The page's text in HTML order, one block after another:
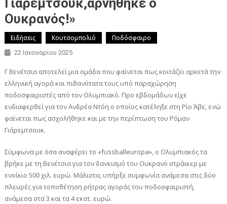
Γιάρεμτσουκ,αρνήθηκε ο
Ουκρανός!»
Ειδήσεις Κουτσομπολιό Ποδόσφαιρο
22 Ιανουαρίου 2025
Γ Βενέτσια αποτελεί μια ομάδα που φαίνεται πως κοιτάζει αρκετά την
ελληνική αγορά και πιθανότατα τους υπό παραχώρηση
ποδοσφαιριστές από τον Ολυμπιακό. Προ εβδομάδων είχε
ενδιαφερθεί για τον Ανδρέα Ντόη ο οποίος κατέληξε στη Ρίο Άβε, ενώ
φαίνεται πως ασχολήθηκε και με την περίπτωση του Ρόμαν
Γιάρεμτσουκ.
Σύμφωνα με όσα αναφέρει το «fussballeuropa», ο Ολυμπιακός τα
βρήκε με τη Βενέτσια για τον δανεισμό του Ουκρανό στράικερ με
ενοίκιο 500 χιλ. ευρώ. Μάλιστα, υπήρξε συμφωνία ανάμεσα στις δύο
πλευρές για τοποθέτηση ρήτρας αγοράς του ποδοσφαιριστή,
ανάμεσα στα 3 και τα 4 εκατ. ευρώ.